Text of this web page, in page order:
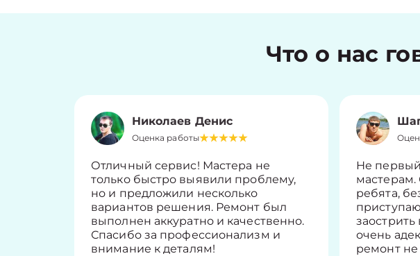
Что о нас
Николаев Денис
Оценка работы
Отличный сервис! Мастера не
только быстро выявили проблему,
но и предложили несколько
вариантов решения. Ремонт был
выполнен аккуратно и качественно.
Спасибо за профессионализм и
внимание к деталям!
Не
мастерам.
ребята,
очень
ремонт не